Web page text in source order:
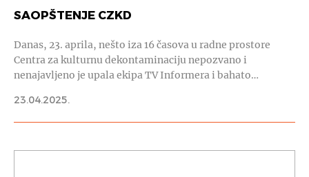
SAOPŠTENJE CZKD
Danas, 23. aprila, nešto iza 16 časova u radne prostore
Centra za kulturnu dekontaminaciju nepozvano i
nenajavljeno je upala ekipa TV Informera i bahato…
23.04.2025.